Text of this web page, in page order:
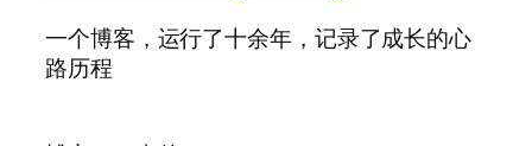
一个博客，运行了十余年，记录了成长的心
路历程